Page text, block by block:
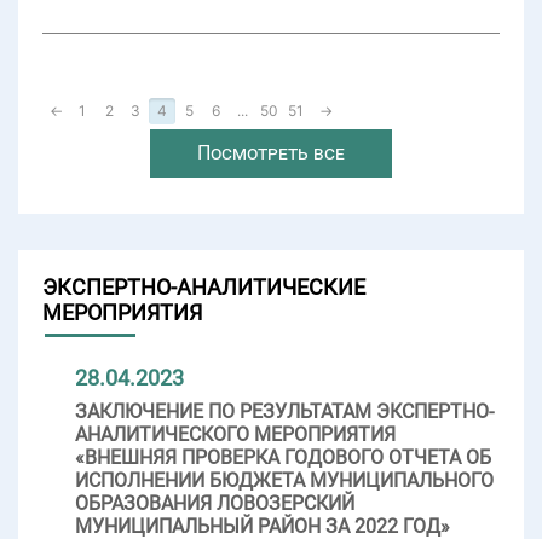
← 1 2 3 4 5 6 ... 50 51 →
Посмотреть все
ЭКСПЕРТНО-АНАЛИТИЧЕСКИЕ
МЕРОПРИЯТИЯ
28.04.2023
ЗАКЛЮЧЕНИЕ ПО РЕЗУЛЬТАТАМ ЭКСПЕРТНО-
АНАЛИТИЧЕСКОГО МЕРОПРИЯТИЯ
«ВНЕШНЯЯ ПРОВЕРКА ГОДОВОГО ОТЧЕТА ОБ
ИСПОЛНЕНИИ БЮДЖЕТА МУНИЦИПАЛЬНОГО
ОБРАЗОВАНИЯ ЛОВОЗЕРСКИЙ
МУНИЦИПАЛЬНЫЙ РАЙОН ЗА 2022 ГОД»